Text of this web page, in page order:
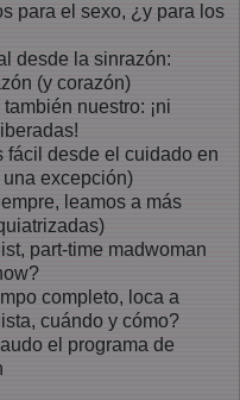
para el sexo, ¿y para los
desde la sinrazón:
(y corazón)
nuestro: ¡ni
fácil desde el cuidado en
excepción)
leamos a más
part-time madwoman
completo, loca a
cuándo y cómo?
el programa de